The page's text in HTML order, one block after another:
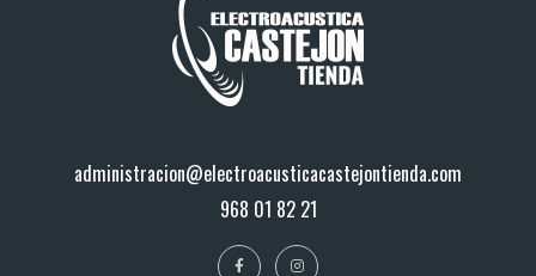
administracion@electroacusticacastejontienda.com
968 01 82 21